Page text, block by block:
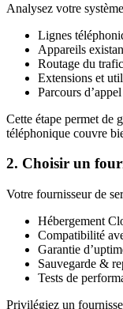
Analysez votre
Lignes
Appareils
Routage du
Extensions et
Parcours
Cette étape permet de
téléphonique couvre
2. Choisir un
Votre fournisseur de
Hébergement
Compatibilité
Garantie
Sauvegarde &
Tests de
Privilégiez un